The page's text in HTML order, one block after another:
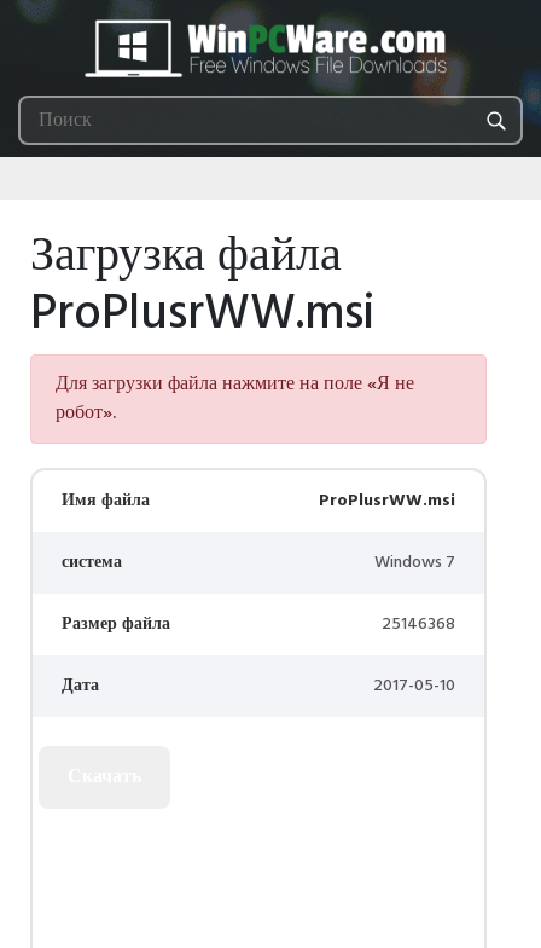
Загрузка файла
ProPlusrWW.msi
Для загрузки файла нажмите на поле «Я не
робот».
Имя файла ProPlusrWW.msi
система Windows 7
Размер файла 25146368
Дата 2017-05-10